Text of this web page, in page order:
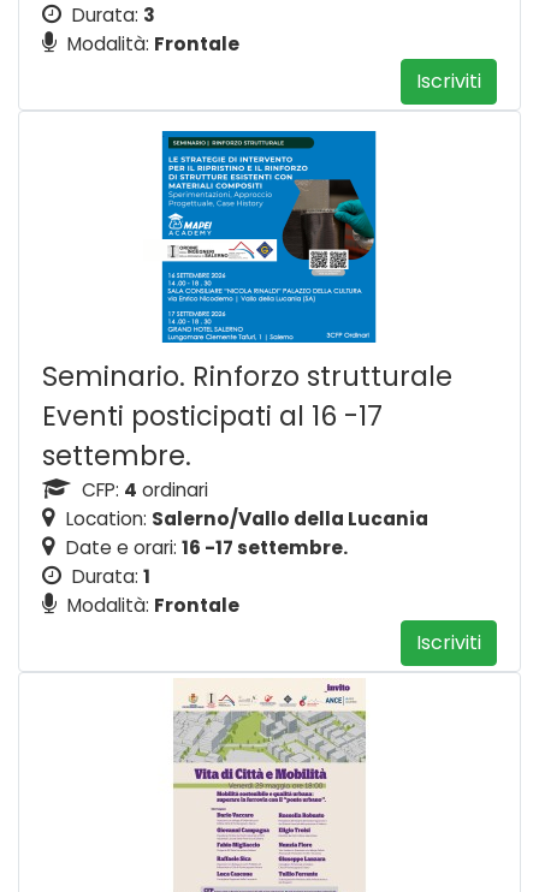
Durata: 3
Modalità: Frontale
Iscriviti
Seminario. Rinforzo strutturale
Eventi posticipati al 16 -17
settembre.
CFP: 4 ordinari
Location: Salerno/Vallo della Lucania
Date e orari: 16 -17 settembre.
Durata: 1
Modalità: Frontale
Iscriviti